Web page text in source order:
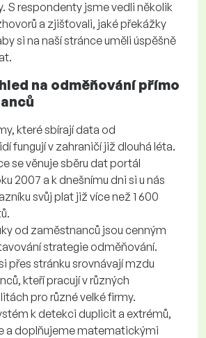
S respondenty jsme vedli několik
a zjišťovali, jaké překážky
si na naší stránce uměli úspěšně
na odměňování přímo
které sbírají data od
fungují v zahraničí již dlouhá léta.
se věnuje sběru dat portál
2007 a k dnešnímu dni si u nás
svůj plat již více než 1 600
od zaměstnanců jsou cenným
strategie odměňování.
přes stránku srovnávají mzdu
kteří pracují v různých
pro různé velké firmy.
k detekci duplicit a extrémů,
a doplňujeme matematickými